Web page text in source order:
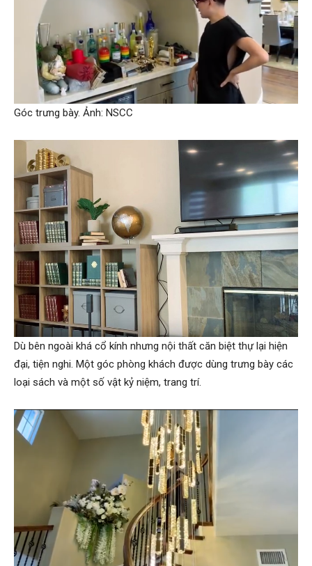
Góc trưng bày. Ảnh: NSCC
Dù bên ngoài khá cổ kính nhưng nội thất căn biệt thự lại hiện
đại, tiện nghi. Một góc phòng khách được dùng trưng bày các
loại sách và một số vật kỷ niệm, trang trí.